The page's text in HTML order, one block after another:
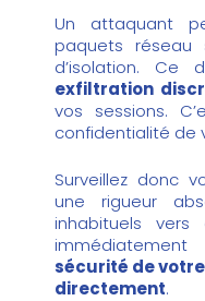
Un attaquant
paquets réseau
d’isolation. Ce
exfiltration
vos sessions.
confidentialité de
Surveillez donc
une rigueur
inhabituels vers
sécurité de
directement.